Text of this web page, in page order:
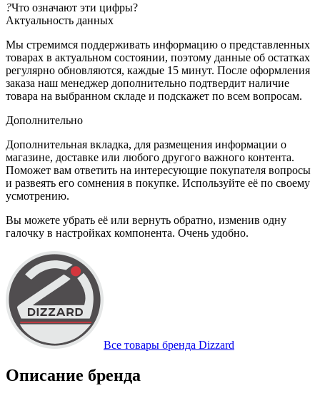
?Что означают эти цифры?
Актуальность данных
Мы стремимся поддерживать информацию о представленных
товарах в актуальном состоянии, поэтому данные об остатках
регулярно обновляются, каждые 15 минут. После оформления
заказа наш менеджер дополнительно подтвердит наличие
товара на выбранном складе и подскажет по всем вопросам.
Дополнительно
Дополнительная вкладка, для размещения информации о
магазине, доставке или любого другого важного контента.
Поможет вам ответить на интересующие покупателя вопросы
и развеять его сомнения в покупке. Используйте её по своему
усмотрению.
Вы можете убрать её или вернуть обратно, изменив одну
галочку в настройках компонента. Очень удобно.
Все товары бренда Dizzard
Описание бренда